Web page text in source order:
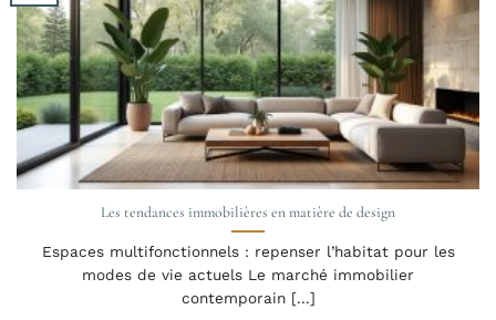
Les tendances immobilières en matière de design
Espaces multifonctionnels : repenser l’habitat pour les
modes de vie actuels Le marché immobilier
contemporain [...]